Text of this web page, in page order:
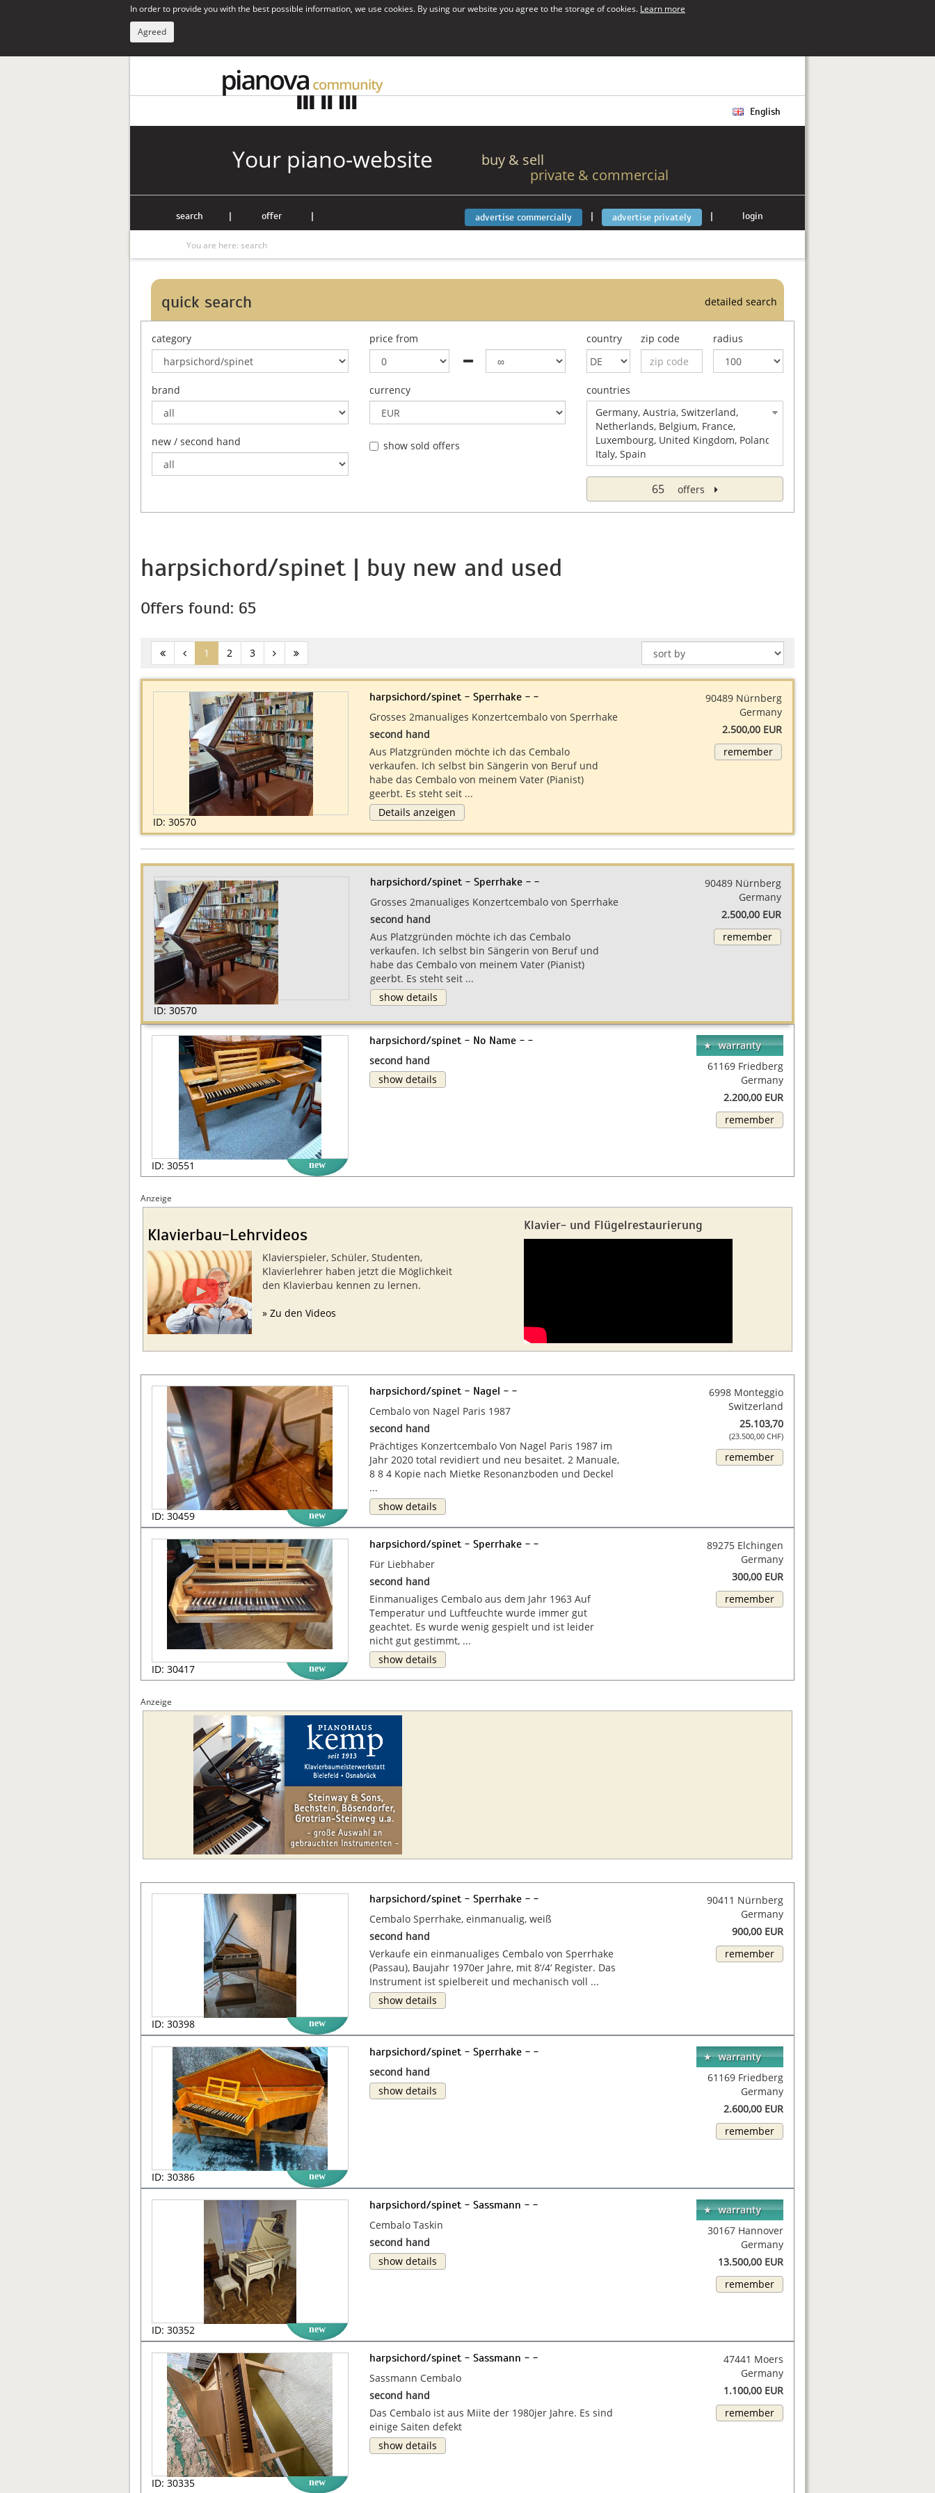
In order to provide you with the best possible information, we use cookies. By using our website you agree to the storage of cookies. Learn more
Agreed
English
Your piano-website
buy & sell
private & commercial
search | offer | advertise commercially | advertise privately | login
You are here: search
quick search detailed search
category
brand
new / second hand
price from
currency
show sold offers
country zip code radius
countries
Germany, Austria, Switzerland,
Netherlands, Belgium, France,
Luxembourg, United Kingdom, Poland,
Italy, Spain
65 offers
harpsichord/spinet | buy new and used
Offers found: 65
1 (current)
2 3
ID: 30570
harpsichord/spinet - Sperrhake - -
Grosses 2manualiges Konzertcembalo von Sperrhake
second hand
Aus Platzgründen möchte ich das Cembalo
verkaufen. Ich selbst bin Sängerin von Beruf und
habe das Cembalo von meinem Vater (Pianist)
geerbt. Es steht seit ...
Details anzeigen
90489 Nürnberg
Germany
2.500,00 EUR
remember
ID: 30570
harpsichord/spinet - Sperrhake - -
Grosses 2manualiges Konzertcembalo von Sperrhake
second hand
Aus Platzgründen möchte ich das Cembalo
verkaufen. Ich selbst bin Sängerin von Beruf und
habe das Cembalo von meinem Vater (Pianist)
geerbt. Es steht seit ...
show details
90489 Nürnberg
Germany
2.500,00 EUR
remember
ID: 30551 new
harpsichord/spinet - No Name - -
second hand
show details
61169 Friedberg
Germany
2.200,00 EUR
remember
Anzeige
Klavierbau-Lehrvideos
Klavierspieler, Schüler, Studenten,
Klavierlehrer haben jetzt die Möglichkeit
den Klavierbau kennen zu lernen.
» Zu den Videos
Klavier- und Flügelrestaurierung
ID: 30459 new
harpsichord/spinet - Nagel - -
Cembalo von Nagel Paris 1987
second hand
Prächtiges Konzertcembalo Von Nagel Paris 1987 im
Jahr 2020 total revidiert und neu besaitet. 2 Manuale,
8 8 4 Kopie nach Mietke Resonanzboden und Deckel
...
show details
6998 Monteggio
Switzerland
25.103,70
(23.500,00 CHF)
remember
ID: 30417 new
harpsichord/spinet - Sperrhake - -
Für Liebhaber
second hand
Einmanualiges Cembalo aus dem Jahr 1963 Auf
Temperatur und Luftfeuchte wurde immer gut
geachtet. Es wurde wenig gespielt und ist leider
nicht gut gestimmt, ...
show details
89275 Elchingen
Germany
300,00 EUR
remember
Anzeige
ID: 30398 new
harpsichord/spinet - Sperrhake - -
Cembalo Sperrhake, einmanualig, weiß
second hand
Verkaufe ein einmanualiges Cembalo von Sperrhake
(Passau), Baujahr 1970er Jahre, mit 8‘/4‘ Register. Das
Instrument ist spielbereit und mechanisch voll ...
show details
90411 Nürnberg
Germany
900,00 EUR
remember
ID: 30386 new
harpsichord/spinet - Sperrhake - -
second hand
show details
61169 Friedberg
Germany
2.600,00 EUR
remember
ID: 30352 new
harpsichord/spinet - Sassmann - -
Cembalo Taskin
second hand
show details
30167 Hannover
Germany
13.500,00 EUR
remember
ID: 30335 new
harpsichord/spinet - Sassmann - -
Sassmann Cembalo
second hand
Das Cembalo ist aus Miite der 1980jer Jahre. Es sind
einige Saiten defekt
show details
47441 Moers
Germany
1.100,00 EUR
remember